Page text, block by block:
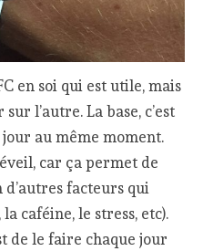
en soi qui est utile, mais
l’autre. La base, c’est
au même moment.
car ça permet de
d’autres facteurs qui
caféine, le stress, etc).
de le faire chaque jour